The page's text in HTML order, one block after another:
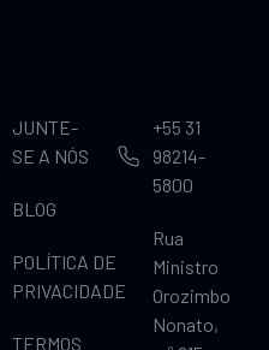
JUNTE-
SE A NÓS
BLOG
POLÍTICA DE
PRIVACIDADE
TERMOS
+55 31
98214-
5800
Rua
Ministro
Orozimbo
Nonato,